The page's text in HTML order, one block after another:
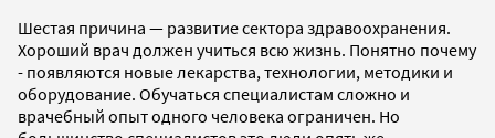
Шестая причина — развитие сектора здравоохранения.
Хороший врач должен учиться всю жизнь. Понятно почему
- появляются новые лекарства, технологии, методики и
оборудование. Обучаться специалистам сложно и
врачебный опыт одного человека ограничен. Но